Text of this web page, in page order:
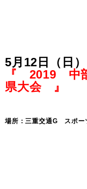
5月12日（日）
『 2019 中
県大会 』
場所：三重交通G スポ